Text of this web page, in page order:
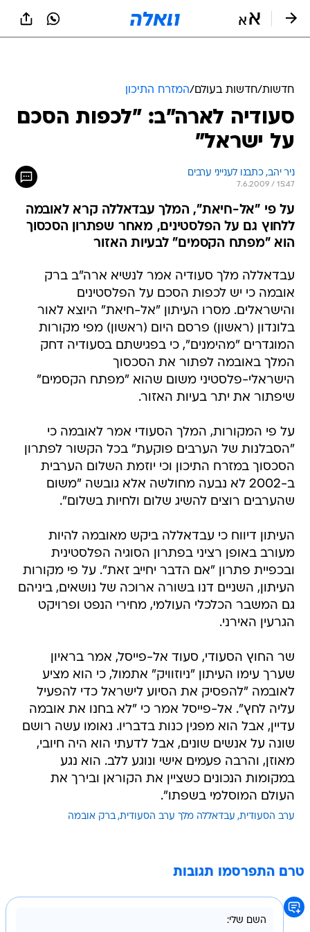
חדשות/חדשות בעולם/המזרח התיכון
סעודיה לארה"ב: "לכפות הסכם
על ישראל"
ניר יהב, כתבנו לענייני ערבים
7.6.2009 / 15:47
על פי "אל-חיאת", המלך עבדאללה קרא לאובמה
ללחוץ גם על הפלסטינים, מאחר שפתרון הסכסוך
הוא "מפתח הקסמים" לבעיות האזור
עבדאללה מלך סעודיה אמר לנשיא ארה"ב ברק
אובמה כי יש לכפות הסכם על הפלסטינים
והישראלים. מסרו העיתון "אל-חיאת" היוצא לאור
בלונדון (ראשון) פרסם היום (ראשון) מפי מקורות
המוגדרים "מהימנים", כי בפגישתם בסעודיה דחק
המלך באובמה לפתור את הסכסוך
הישראלי-פלסטיני משום שהוא "מפתח הקסמים"
שיפתור את יתר בעיות האזור.
על פי המקורות, המלך הסעודי אמר לאובמה כי
"הסבלנות של הערבים פוקעת" בכל הקשור לפתרון
הסכסוך במזרח התיכון וכי יוזמת השלום הערבית
ב-2002 לא נבעה מחולשה אלא גובשה "משום
שהערבים רוצים להשיג שלום ולחיות בשלום".
העיתון דיווח כי עבדאללה ביקש מאובמה להיות
מעורב באופן רציני בפתרון הסוגיה הפלסטינית
ובכפיית פתרון "אם הדבר יחייב זאת". על פי מקורות
העיתון, השניים דנו בשורה ארוכה של נושאים, ביניהם
גם המשבר הכלכלי העולמי, מחירי הנפט ופרויקט
הגרעין האירני.
שר החוץ הסעודי, סעוד אל-פייסל, אמר בראיון
שערך עימו העיתון "ניוזוויק" אתמול, כי הוא מציע
לאובמה "להפסיק את הסיוע לישראל כדי להפעיל
עליה לחץ". אל-פייסל אמר כי "לא בחנו את אובמה
עדיין, אבל הוא מפגין כנות בדבריו. נאומו עשה רושם
שונה על אנשים שונים, אבל לדעתי הוא היה חיובי,
מאוזן, והרבה פעמים אישי ונוגע ללב. הוא נגע
במקומות הנכונים כשציין את הקוראן ובירך את
העולם המוסלמי בשפתו".
ערב הסעודית עבדאללה מלך ערב הסעודית ברק אובמה
טרם התפרסמו תגובות